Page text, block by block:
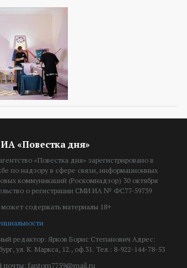
«Повестка дня»
«Повестка дня» зарегистрировано в
по надзору в сфере связи, информационных
коммуникаций (Роскомнадзор) 30 октября
о регистрации СМИ ИА № ФС77-59739
содержать материалы 18+
редактор: Ярков Борис Степанович Адрес:
ул. К. Маркса, 12., оф.31. Тел.: 8-922-144-78-53
почты: fantom7759@mail.ru